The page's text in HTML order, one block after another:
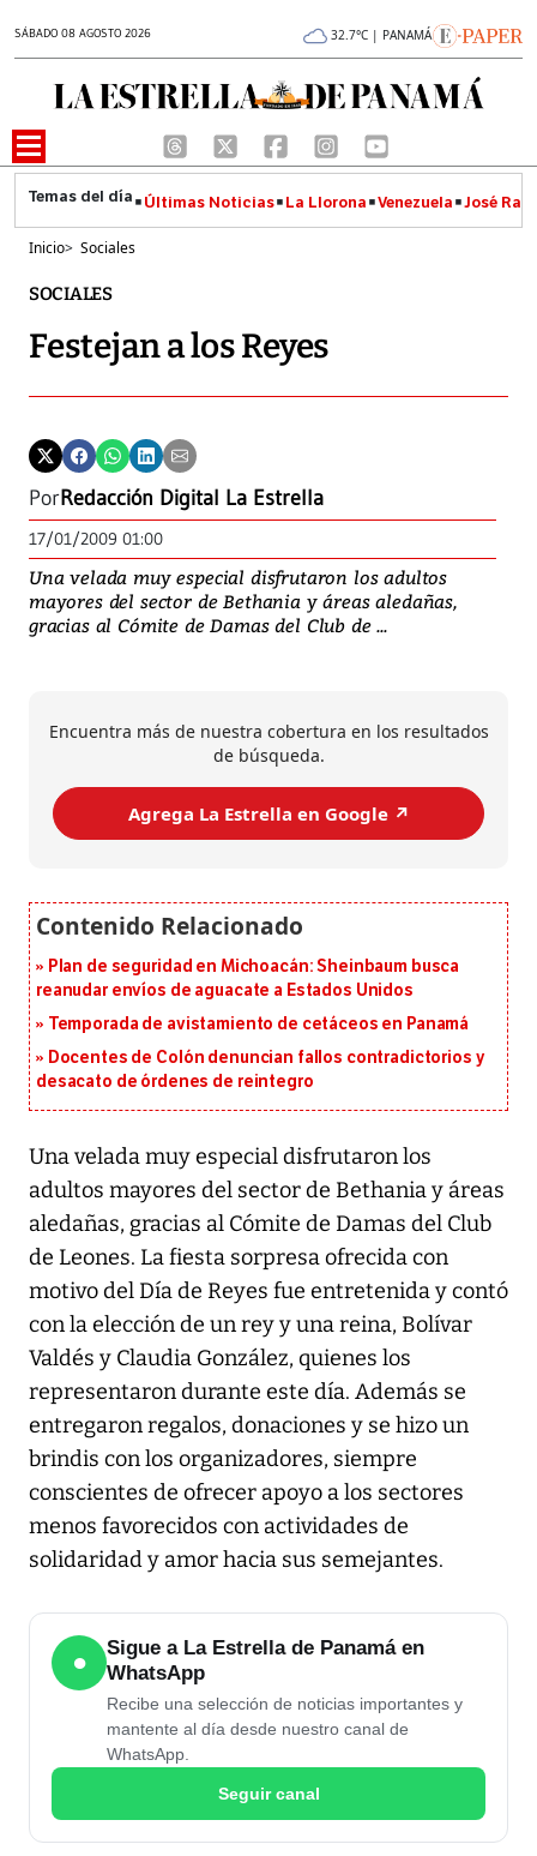
SÁBADO 08 AGOSTO 2026 32.7°C | PANAMÁ
Últimas Noticias La Llorona Venezuela José
Inicio> Sociales
SOCIALES
Festejan a los Reyes
PorRedacción Digital La Estrella
17/01/2009 01:00
Una velada muy especial disfrutaron los adultos
mayores del sector de Bethania y áreas aledañas,
gracias al Cómite de Damas del Club de ...
Encuentra más de nuestra cobertura en los resultados
de búsqueda.
Agrega La Estrella en Google ↗️
Plan de seguridad en Michoacán: Sheinbaum busca
reanudar envíos de aguacate a Estados Unidos
Temporada de avistamiento de cetáceos en Panamá
Docentes de Colón denuncian fallos contradictorios y
desacato de órdenes de reintegro
Una velada muy especial disfrutaron los
adultos mayores del sector de Bethania y áreas
aledañas, gracias al Cómite de Damas del Club
de Leones. La fiesta sorpresa ofrecida con
motivo del Día de Reyes fue entretenida y contó
con la elección de un rey y una reina, Bolívar
Valdés y Claudia González, quienes los
representaron durante este día. Además se
entregaron regalos, donaciones y se hizo un
brindis con los organizadores, siempre
conscientes de ofrecer apoyo a los sectores
menos favorecidos con actividades de
solidaridad y amor hacia sus semejantes.
●
Sigue a La Estrella de Panamá en
WhatsApp
Recibe una selección de noticias importantes y
mantente al día desde nuestro canal de
WhatsApp.
Seguir canal